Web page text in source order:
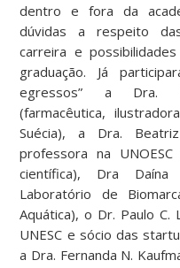
dentro e fora da
dúvidas a respeito
carreira e
graduação. Já
egressos” a Dra.
(farmacêutica,
Suécia), a Dra.
professora na
científica), Dra
Laboratório de
Aquática), o Dr. Paulo C.
UNESC e sócio das
a Dra. Fernanda N.